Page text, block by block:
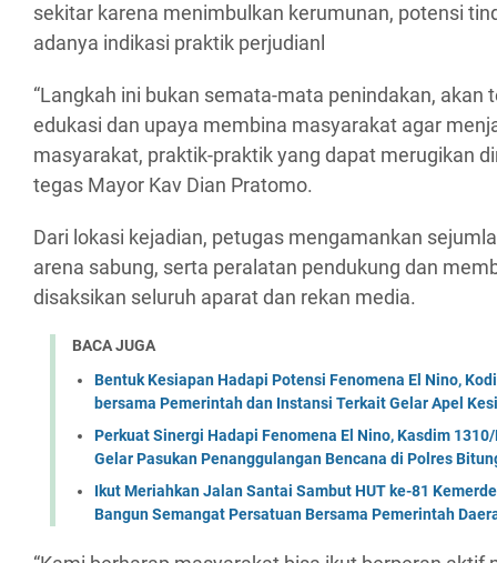
sekitar karena menimbulkan kerumunan, potensi
adanya indikasi praktik perjudianl
“Langkah ini bukan semata-mata penindakan, akan
edukasi dan upaya membina masyarakat agar
masyarakat, praktik-praktik yang dapat merugikan
tegas Mayor Kav Dian Pratomo.
Dari lokasi kejadian, petugas mengamankan
arena sabung, serta peralatan pendukung dan
disaksikan seluruh aparat dan rekan media.
BACA JUGA
Bentuk Kesiapan Hadapi Potensi Fenomena El Nino,
bersama Pemerintah dan Instansi Terkait Gelar Apel
Perkuat Sinergi Hadapi Fenomena El Nino, Kasdim
Gelar Pasukan Penanggulangan Bencana di Polres
Ikut Meriahkan Jalan Santai Sambut HUT ke-81
Bangun Semangat Persatuan Bersama Pemerintah